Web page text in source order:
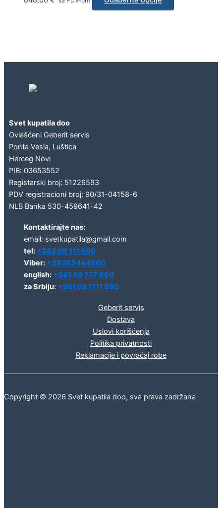
Svet kupatila doo
Ovlašćeni Geberit servis
Ponta Vesla, Luštica
Herceg Novi
PIB: 03653552
Registarski broj: 51226593
PDV registracioni broj: 90/31-04158-6
NLB Banka 530-459641-42
Kontaktirajte nas:
email: svetkupatila@gmail.com
tel: +382 69 111 960
Viber: +38263444960
english: +381 69 777 960
za Srbiju: +381 69 1111 960
Geberit servis
Dostava
Uslovi korišćenja
Politika privatnosti
Reklamacije i povraćaj robe
Copyright © 2026 Svet kupatila doo, sva prava zadržana